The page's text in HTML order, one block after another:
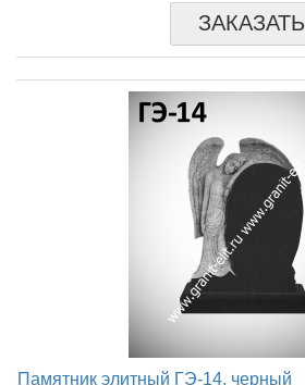
ЗАКАЗАТЬ
Памятник элитный ГЭ-14, черный